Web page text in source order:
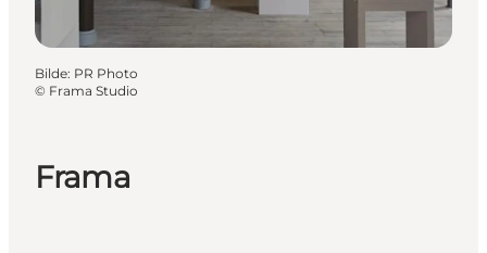
Frama
Bilde: PR Photo
© Frama Studio